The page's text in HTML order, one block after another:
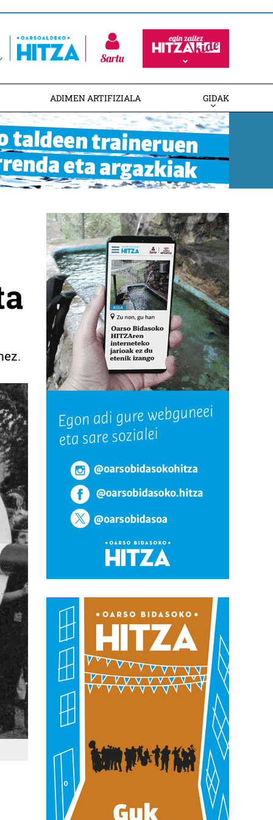
Sartu
ADIMEN ARTIFIZIALA GIDAK